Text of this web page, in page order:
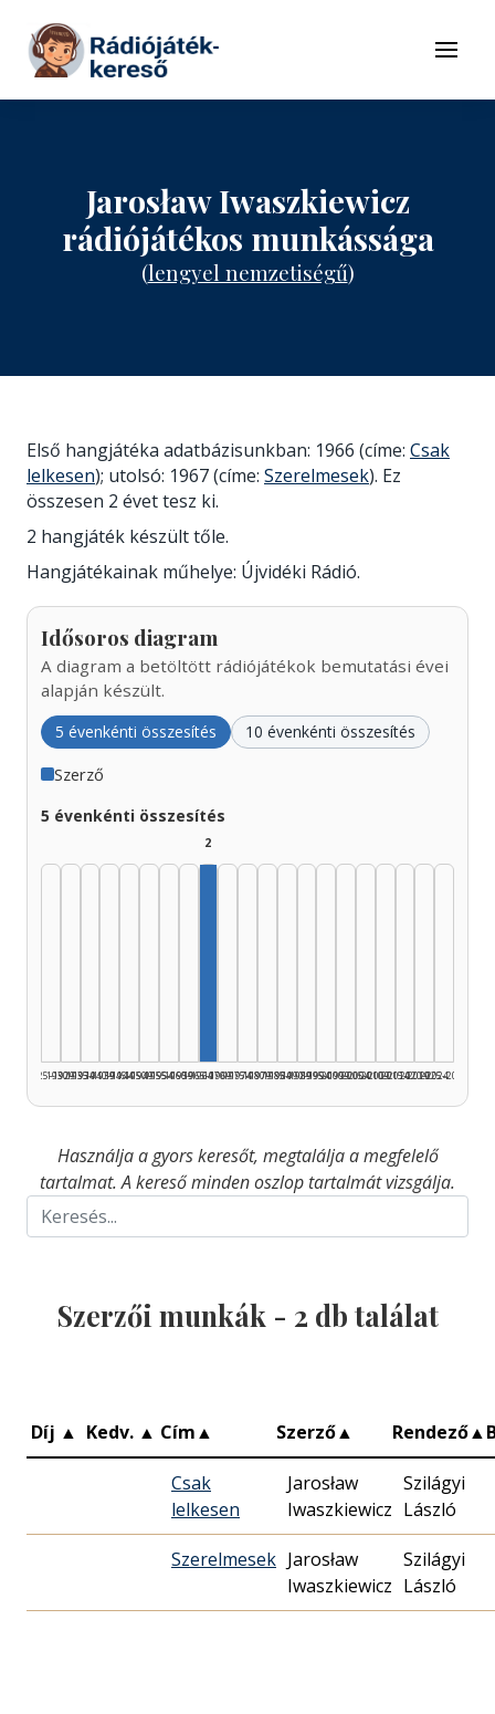
Tovább a tartalomhoz
Menü
Jarosław Iwaszkiewicz
rádiójátékos munkássága
(lengyel nemzetiségű)
Első hangjátéka adatbázisunkban: 1966 (címe: Csak
lelkesen); utolsó: 1967 (címe: Szerelmesek). Ez
összesen 2 évet tesz ki.
2 hangjáték készült tőle.
Hangjátékainak műhelye: Újvidéki Rádió.
Idősoros diagram
A diagram a betöltött rádiójátékok bemutatási évei
alapján készült.
5 évenkénti összesítés 10 évenkénti összesítés
Szerző
5 évenkénti összesítés
1925–1929
1930–1934
1935–1939
1940–1944
1945–1949
1950–1954
1955–1959
1960–1964
2
1965–1969
1970–1974
1975–1979
1980–1984
1985–1989
1990–1994
1995–1999
2000–2004
2005–2009
2010–2014
2015–2019
2020–2024
2025–2026
Használja a gyors keresőt, megtalálja a megfelelő
tartalmat. A kereső minden oszlop tartalmát vizsgálja.
Szerzői munkák - 2 db találat
Díj ▲ Kedv. ▲ Cím▲ Szerző▲ Rendező▲
Csak
lelkesen
Jarosław
Iwaszkiewicz
Szilágyi
László
Szerelmesek Jarosław
Iwaszkiewicz
Szilágyi
László